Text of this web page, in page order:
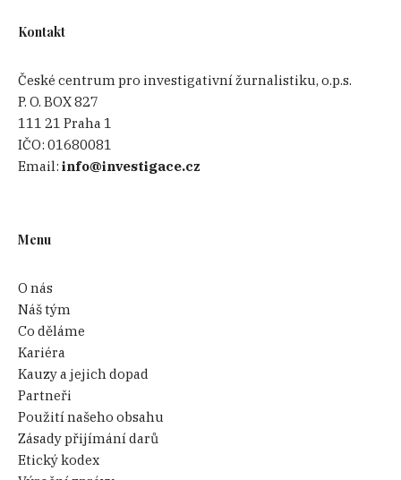
Kontakt
České centrum pro investigativní žurnalistiku, o.p.s.
P. O. BOX 827
111 21 Praha 1
IČO:01680081
Email:info@investigace.cz
Menu
O nás
Náš tým
Co děláme
Kariéra
Kauzy a jejich dopad
Partneři
Použití našeho obsahu
Zásady přijímání darů
Etický kodex